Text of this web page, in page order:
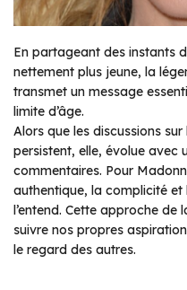
En partageant des instants
nettement plus jeune, la
transmet un message
limite d’âge.
Alors que les discussions
persistent, elle, évolue avec
commentaires. Pour
authentique, la complicité
l’entend. Cette approche de
suivre nos propres
le regard des autres.